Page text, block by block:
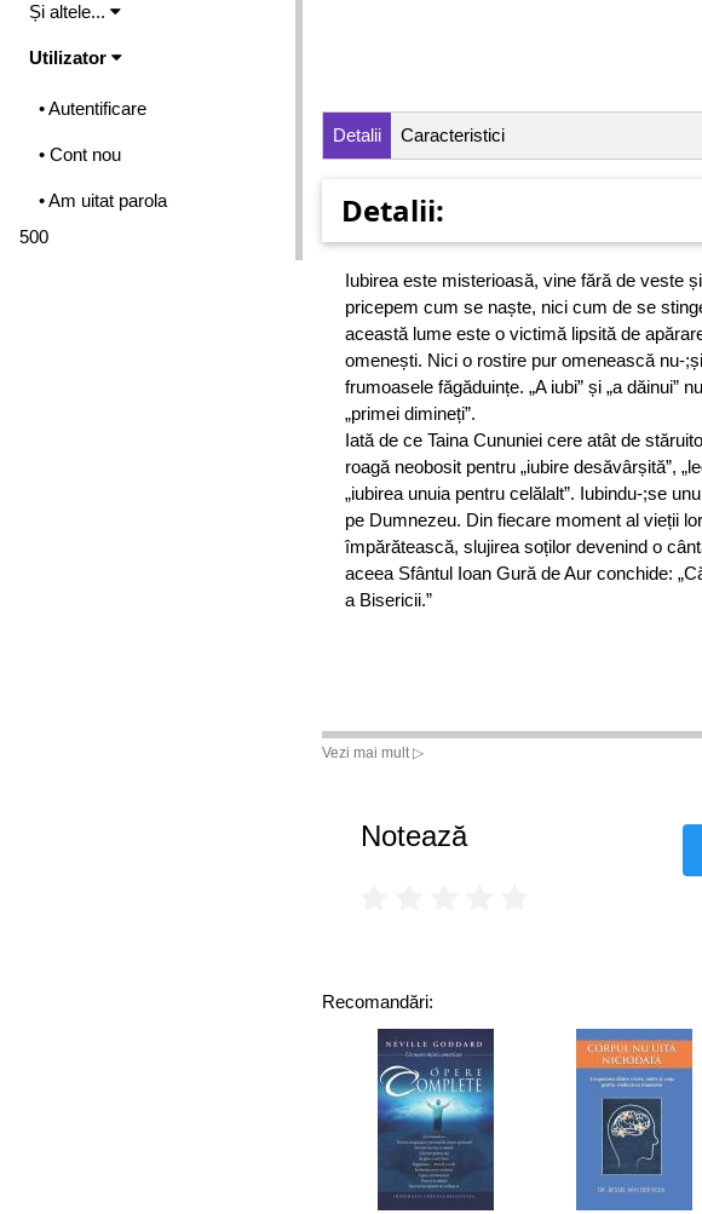
Și altele...
Utilizator
• Autentificare
• Cont nou
• Am uitat parola
500
Detalii Caracteristici
Detalii:
Iubirea este misterioasă, vine fără de veste
pricepem cum se naște, nici cum de se
această lume este o victimă lipsită de
omenești. Nici o rostire pur omenească nu-
frumoasele făgăduințe. „A iubi” și „a dăinui”
„primei dimineți”.
Iată de ce Taina Cununiei cere atât de
roagă neobosit pentru ­„iubire de­să­vârșită”,
„iubirea unuia pentru ­celălalt”. Iubindu-;se
pe Dumnezeu. Din fie­care moment al vieții
împărătească, slujirea soților devenind o
aceea Sfântul Ioan Gură de Aur conchide:
a Bisericii.”
Vezi mai mult ▷
Notează
Recomandări: